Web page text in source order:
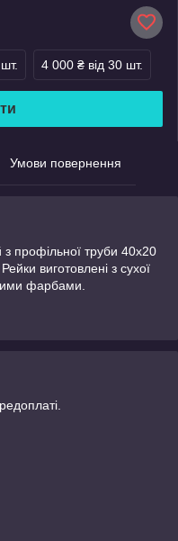
4 000 ₴ від 30 шт.
Умови повернення
профільної труби 40х20
виготовлені з сухої
фарбами.